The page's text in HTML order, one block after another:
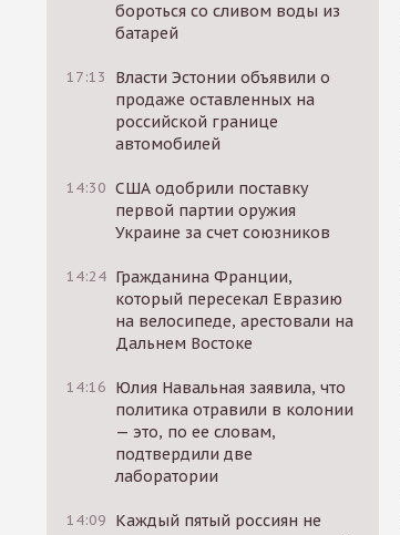
бороться со сливом воды из
батарей
17:13
Власти Эстонии объявили о
продаже оставленных на
российской границе
автомобилей
14:30 США одобрили поставку
первой партии оружия
Украине за счет союзников
14:24 Гражданина Франции,
который пересекал Евразию
на велосипеде, арестовали на
Дальнем Востоке
14:16 Юлия Навальная заявила, что
политика отравили в колонии
— это, по ее словам,
подтвердили две
лаборатории
14:09 Каждый пятый россиян не